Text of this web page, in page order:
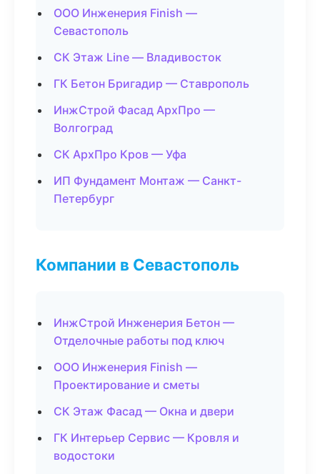
ООО Инженерия Finish —
Севастополь
СК Этаж Line — Владивосток
ГК Бетон Бригадир — Ставрополь
ИнжСтрой Фасад АрхПро —
Волгоград
СК АрхПро Кров — Уфа
ИП Фундамент Монтаж — Санкт-
Петербург
Компании в Севастополь
ИнжСтрой Инженерия Бетон —
Отделочные работы под ключ
ООО Инженерия Finish —
Проектирование и сметы
СК Этаж Фасад — Окна и двери
ГК Интерьер Сервис — Кровля и
водостоки